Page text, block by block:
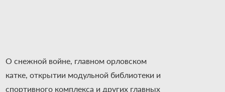
О снежной войне, главном орловском
катке, открытии модульной библиотеки и
спортивного комплекса и других главных